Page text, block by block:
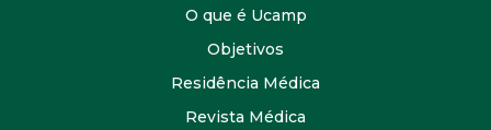
O que é Ucamp
Objetivos
Residência Médica
Revista Médica